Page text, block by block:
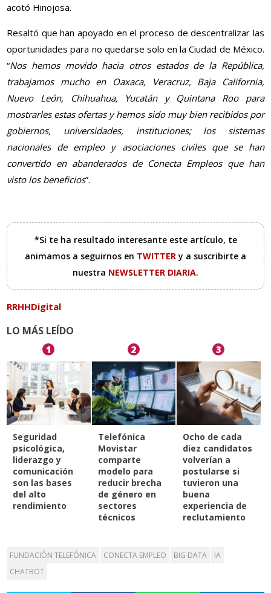
acotó Hinojosa.
Resaltó que han apoyado en el proceso de descentralizar las
oportunidades para no quedarse solo en la Ciudad de México.
“Nos hemos movido hacia otros estados de la República,
trabajamos mucho en Oaxaca, Veracruz, Baja California,
Nuevo León, Chihuahua, Yucatán y Quintana Roo para
mostrarles estas ofertas y hemos sido muy bien recibidos por
gobiernos, universidades, instituciones; los sistemas
nacionales de empleo y asociaciones civiles que se han
convertido en abanderados de Conecta Empleos que han
visto los beneficios”.
*Si te ha resultado interesante este artículo, te
animamos a seguirnos en TWITTERy a suscribirte a
nuestra NEWSLETTER DIARIA.
RRHHDigital
LO MÁS LEÍDO
1
Seguridad
psicológica,
liderazgo y
comunicación
son las bases
del alto
rendimiento
2
Telefónica
Movistar
comparte
modelo para
reducir brecha
de género en
sectores
técnicos
3
Ocho de cada
diez candidatos
volverían a
postularse si
tuvieron una
buena
experiencia de
reclutamiento
FUNDACIÓN TELEFÓNICA CONECTA EMPLEO BIG DATA
IA
CHATBOT